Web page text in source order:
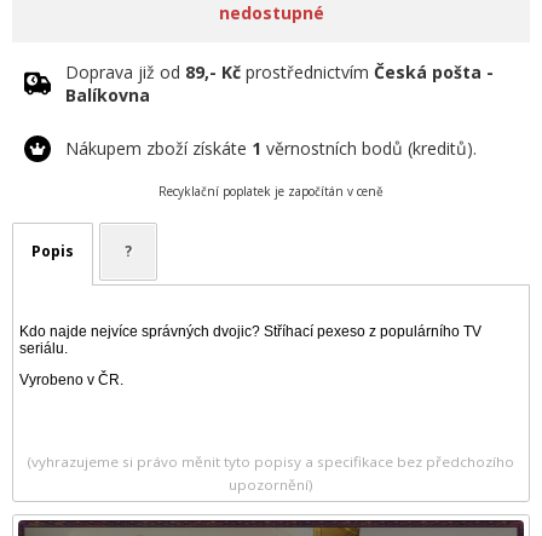
nedostupné
Doprava již od 89,- Kč prostřednictvím Česká pošta -
Balíkovna
Nákupem zboží získáte 1 věrnostních bodů (kreditů).
Recyklační poplatek je započítán v ceně
Popis ?
Kdo najde nejvíce správných dvojic? Stříhací pexeso z populárního TV
seriálu.
Vyrobeno v ČR.
(vyhrazujeme si právo měnit tyto popisy a specifikace bez předchozího
upozornění)